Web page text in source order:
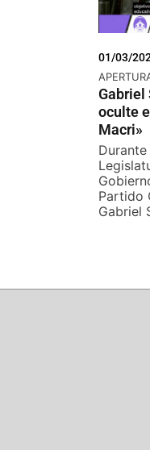
01/03/
Gabriel
oculte
Macri»
Partido
Gabriel